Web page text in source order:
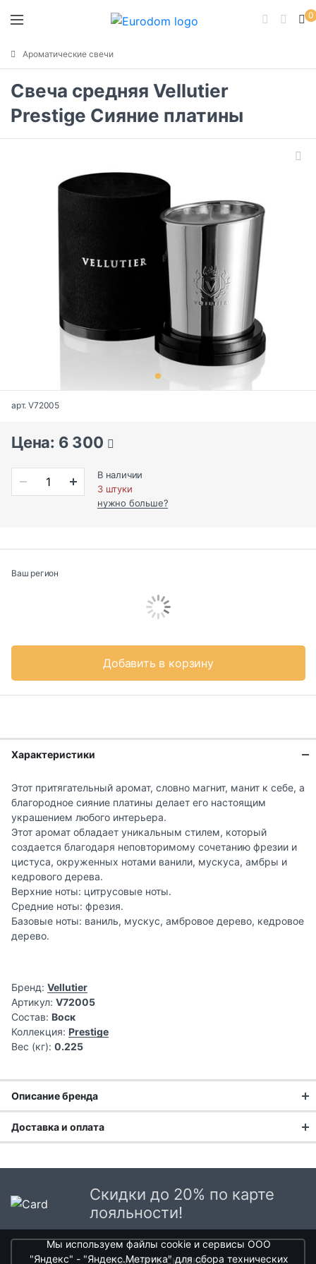
0
Ароматические свечи
Свеча средняя Vellutier
Prestige Сияние платины
арт. V72005
Цена: 6 300
В наличии
3 штуки
нужно больше?
Ваш регион
Добавить в корзину
Характеристики
Этот притягательный аромат, словно магнит, манит к себе, а
благородное сияние платины делает его настоящим
украшением любого интерьера.
Этот аромат обладает уникальным стилем, который
создается благодаря неповторимому сочетанию фрезии и
цистуса, окруженных нотами ванили, мускуса, амбры и
кедрового дерева.
Верхние ноты: цитрусовые ноты.
Средние ноты: фрезия.
Базовые ноты: ваниль, мускус, амбровое дерево, кедровое
дерево.
Бренд: Vellutier
Артикул: V72005
Состав: Воск
Коллекция: Prestige
Вес (кг): 0.225
Описание бренда
Ароматы Vellutier — это тщательно подобранные
благородные утонченные композиции, которые перенесут
Доставка и оплата
Доставка в Москве и области
В Москве и Московской области доставка курьером до
Стоимость доставки в Москве в пределах МКАД399 руб.
в Московской Области и Москве за МКАД599 руб.
Скидки до 20% по карте
лояльности!
получить скидки
Мы используем файлы cookie и сервисы ООО
"Яндекс" - "Яндекс.Метрика" для сбора технических